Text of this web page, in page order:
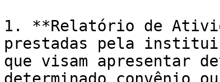
1. **Relatório de
prestadas pela
que visam apresentar